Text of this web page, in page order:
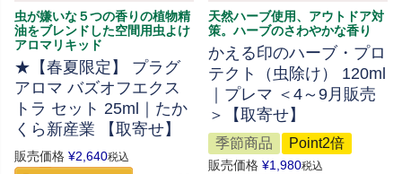
虫が嫌いな５つの香りの植物精
油をブレンドした空間用虫よけ
アロマリキッド
★【春夏限定】 プラグ
アロマ バズオフエクス
トラ セット 25ml｜たか
くら新産業 【取寄せ】
販売価格 ¥2,640税込
天然ハーブ使用、アウトドア対
策。ハーブのさわやかな香り
かえる印のハーブ・プロ
テクト（虫除け） 120ml
｜プレマ ＜4～9月販売
＞【取寄せ】
季節商品 Point2倍
販売価格 ¥1,980税込